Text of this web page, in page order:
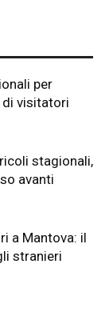
per
visitatori
stagionali,
avanti
a Mantova: il
stranieri